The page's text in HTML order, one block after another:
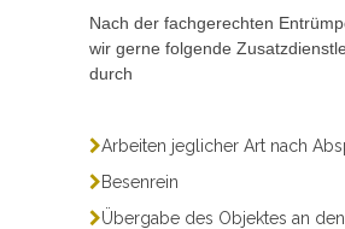
Nach der fachgerechten
wir gerne folgende
durch
Arbeiten jeglicher Art nach
Besenrein
Übergabe des Objektes an